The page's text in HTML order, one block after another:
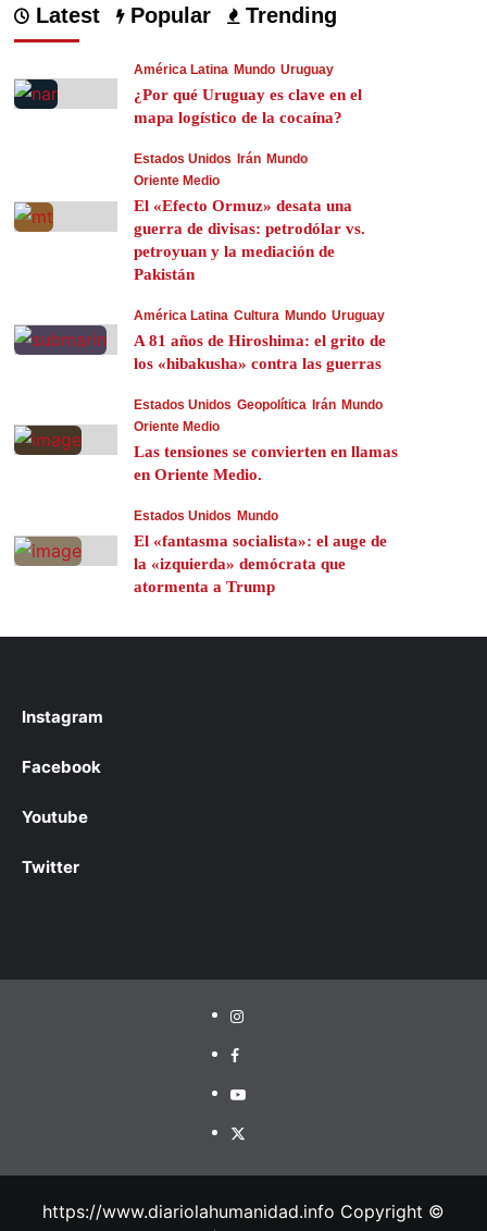
Latest Popular Trending
América Latina Mundo Uruguay
¿Por qué Uruguay es clave en el
mapa logístico de la cocaína?
Estados Unidos Irán Mundo
Oriente Medio
El «Efecto Ormuz» desata una
guerra de divisas: petrodólar vs.
petroyuan y la mediación de
Pakistán
América Latina Cultura Mundo Uruguay
A 81 años de Hiroshima: el grito de
los «hibakusha» contra las guerras
Estados Unidos Geopolítica Irán Mundo
Oriente Medio
Las tensiones se convierten en llamas
en Oriente Medio.
Estados Unidos Mundo
El «fantasma socialista»: el auge de
la «izquierda» demócrata que
atormenta a Trump
Instagram
Facebook
Youtube
Twitter
https://www.diariolahumanidad.info Copyright ©